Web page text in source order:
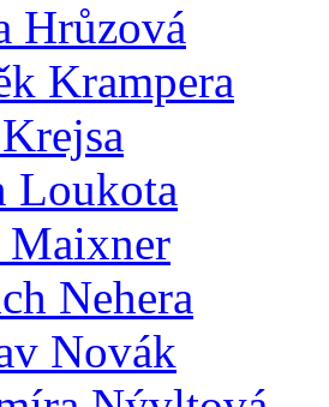
Hrůzová
Krampera
Loukota
Maixner
Nehera
Novák